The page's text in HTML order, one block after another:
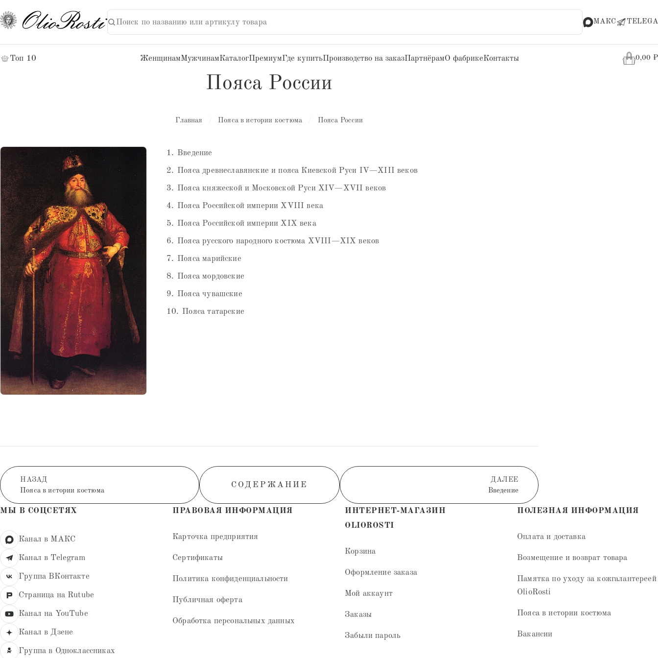
Поиск:
Поиск по названию или артикулу товара
НАЙТИ МАКС TELEGA
Топ 10 ЖенщинамМужчинамКаталогПремиумГде купитьПроизводство на заказПартнёрамО фабрикеКонтакты 0,00 ₽
Пояса России
Главная Пояса в истории костюма Пояса России
Введение
Пояса древнеславянские и пояса Киевской Руси IV—XIII веков
Пояса княжеской и Московской Руси XIV—XVII веков
Пояса Российской империи XVIII века
Пояса Российской империи XIX века
Пояса русского народного костюма XVIII—XIX веков
Пояса марийские
Пояса мордовские
Пояса чувашские
Пояса татарские
НАЗАД
Пояса в истории костюма
СОДЕРЖАНИЕ
ДАЛЕЕ
Введение
МЫ В СОЦСЕТЯХ
Канал в МАКС
Канал в Telegram
Группа ВКонтакте
Страница на Rutube
Канал на YouTube
Канал в Дзене
Группа в Одноклассниках
ПРАВОВАЯ ИНФОРМАЦИЯ
Карточка предприятия
Сертификаты
Политика конфиденциальности
Публичная оферта
Обработка персональных данных
ИНТЕРНЕТ-МАГАЗИН
OLIOROSTI
Корзина
Оформление заказа
Мой аккаунт
Заказы
Забыли пароль
ПОЛЕЗНАЯ ИНФОРМАЦИЯ
Оплата и доставка
Возмещение и возврат товара
Памятка по уходу за кожгалантереей
OlioRosti
Пояса в истории костюма
Вакансии